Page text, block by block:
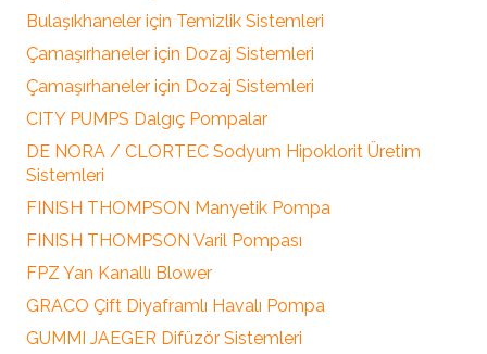
Bulaşıkhaneler için Temizlik Sistemleri
Çamaşırhaneler için Dozaj Sistemleri
Çamaşırhaneler için Dozaj Sistemleri
CITY PUMPS Dalgıç Pompalar
DE NORA / CLORTEC Sodyum Hipoklorit Üretim
Sistemleri
FINISH THOMPSON Manyetik Pompa
FINISH THOMPSON Varil Pompası
FPZ Yan Kanallı Blower
GRACO Çift Diyaframlı Havalı Pompa
GUMMI JAEGER Difüzör Sistemleri